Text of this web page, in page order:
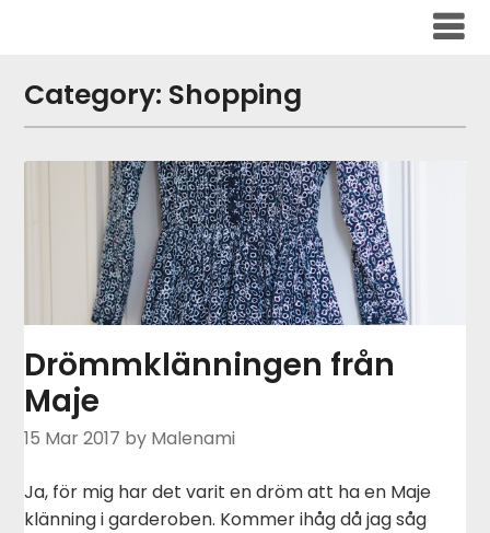
Category: Shopping
Drömmklänningen från
Maje
15 Mar 2017 by Malenami
Ja, för mig har det varit en dröm att ha en Maje
klänning i garderoben. Kommer ihåg då jag såg